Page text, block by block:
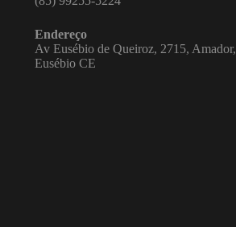
Endereço
Av Eusébio de Queiroz, 2715, Amador,
Eusébio CE